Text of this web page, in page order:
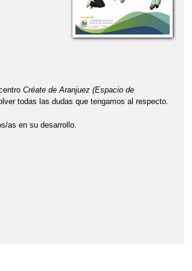
FAMILIAS DE ALUMNOS DE 3 AÑOS
PARA EL CURSO 2022-23
Créate de Aranjuez (Espacio de
todas las dudas que tengamos al respecto.
as en su desarrollo.